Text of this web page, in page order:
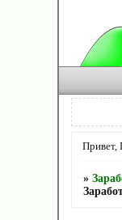
Привет,
»